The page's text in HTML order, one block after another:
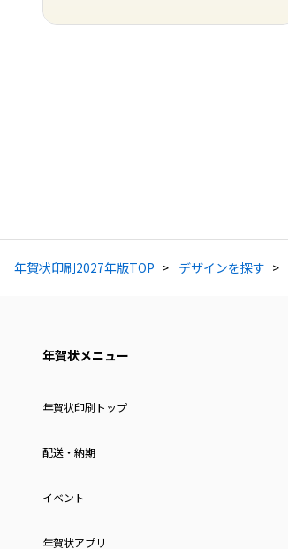
年賀状印刷2027年版TOP デザインを探す
年賀状メニュー
年賀状印刷トップ
配送・納期
イベント
年賀状アプリ